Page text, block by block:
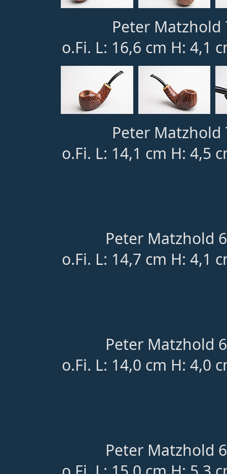
Peter Matzhold
o.Fi. L: 16,6 cm H: 4,1
Peter Matzhold
o.Fi. L: 14,1 cm H: 4,5
Peter Matzhold
o.Fi. L: 14,7 cm H: 4,1
Peter Matzhold
o.Fi. L: 14,0 cm H: 4,0
Peter Matzhold